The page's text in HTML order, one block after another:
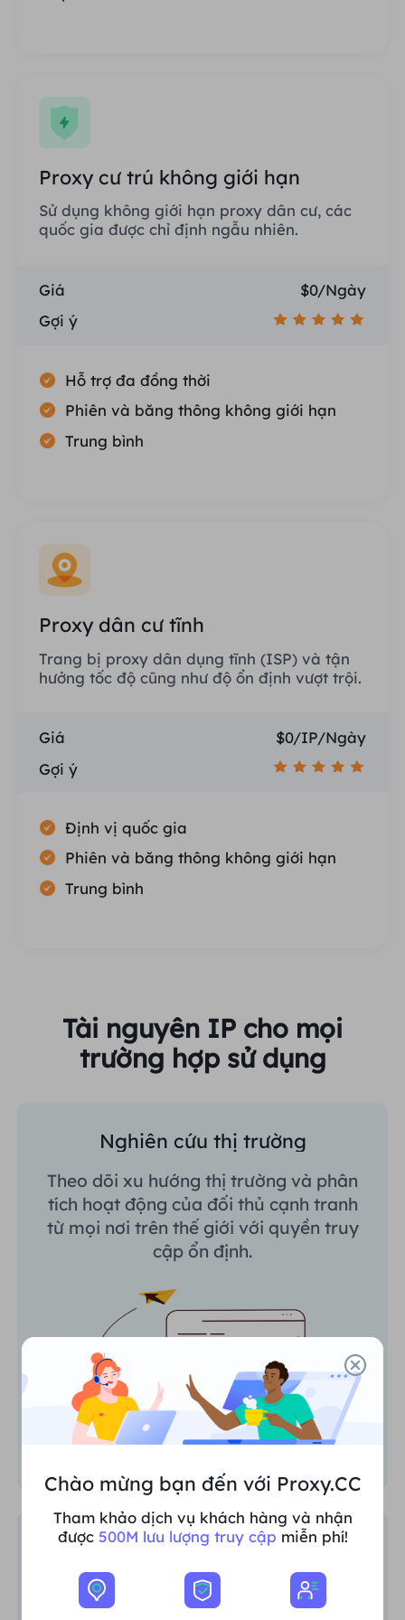
Proxy cư trú không giới hạn
Sử dụng không giới hạn proxy dân cư, các
quốc gia được chỉ định ngẫu nhiên.
Giá
$0/Ngày
Gợi ý
Hỗ trợ đa đồng thời
Phiên và băng thông không giới hạn
Trung bình
Proxy dân cư tĩnh
Trang bị proxy dân dụng tĩnh (ISP) và tận
hưởng tốc độ cũng như độ ổn định vượt trội.
Giá
$0/IP/Ngày
Gợi ý
Định vị quốc gia
Phiên và băng thông không giới hạn
Trung bình
Tài nguyên IP cho mọi
trường hợp sử dụng
Nghiên cứu thị trường
Theo dõi xu hướng thị trường và phân
tích hoạt động của đối thủ cạnh tranh
từ mọi nơi trên thế giới với quyền truy
cập ổn định.
Giám sát SEO
Dễ dàng thu thập dữ liệu SEO có giá trị,
tiến hành nghiên cứu đối thủ cạnh
Chào mừng bạn đến với Proxy.CC
Tham khảo dịch vụ khách hàng và nhận
được 500M lưu lượng truy cập miễn phí!